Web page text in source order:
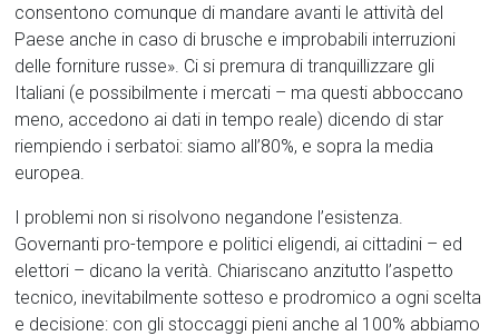
consentono comunque di mandare avanti le attività del
Paese anche in caso di brusche e improbabili interruzioni
delle forniture russe». Ci si premura di tranquillizzare gli
Italiani (e possibilmente i mercati – ma questi abboccano
meno, accedono ai dati in tempo reale) dicendo di star
riempiendo i serbatoi: siamo all’80%, e sopra la media
europea.
I problemi non si risolvono negandone l’esistenza.
Governanti pro-tempore e politici eligendi, ai cittadini – ed
elettori – dicano la verità. Chiariscano anzitutto l’aspetto
tecnico, inevitabilmente sotteso e prodromico a ogni scelta
e decisione: con gli stoccaggi pieni anche al 100% abbiamo